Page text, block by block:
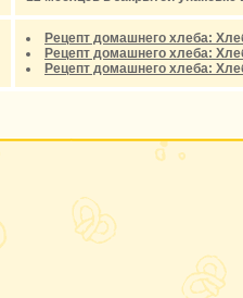
Рецепт домашнего хлеба:
Рецепт домашнего хлеба:
Рецепт домашнего хлеба: